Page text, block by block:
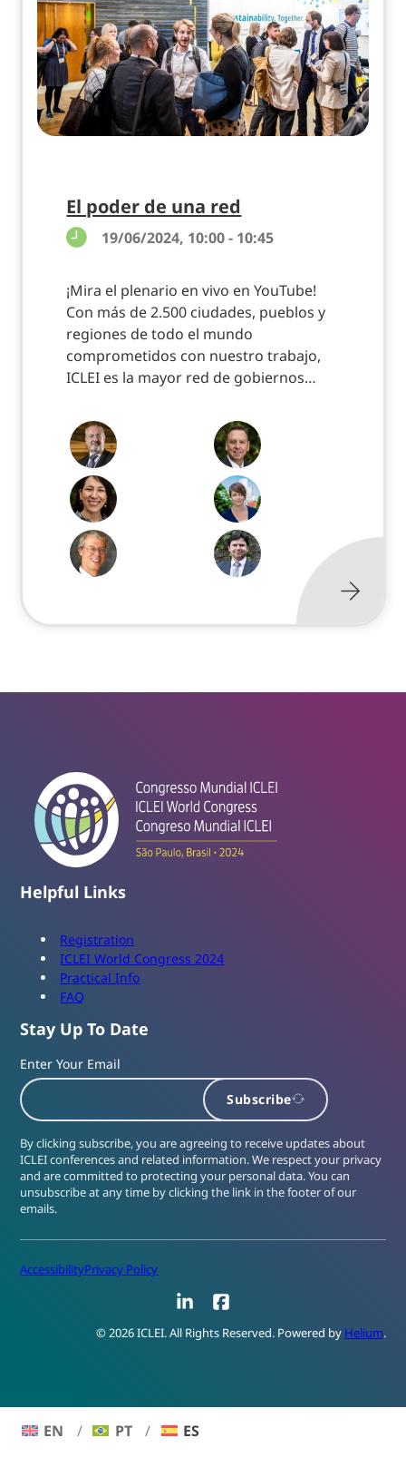
El poder de una red
19/06/2024, 10:00 - 10:45
¡Mira el plenario en vivo en YouTube!
Con más de 2.500 ciudades, pueblos y
regiones de todo el mundo
comprometidos con nuestro trabajo,
ICLEI es la mayor red de gobiernos…
Helpful Links
Registration
ICLEI World Congress 2024
Practical Info
FAQ
Stay Up To Date
Enter Your Email
Subscribe
By clicking subscribe, you are agreeing to receive updates about
ICLEI conferences and related information. We respect your privacy
and are committed to protecting your personal data. You can
unsubscribe at any time by clicking the link in the footer of our
emails.
AccessibilityPrivacy Policy
LinkedInFacebook
© 2026 ICLEI. All Rights Reserved. Powered by Helium.
EN PT ES